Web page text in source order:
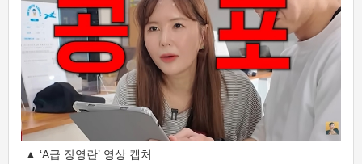
▲ ‘A급 장영란’ 영상 캡처